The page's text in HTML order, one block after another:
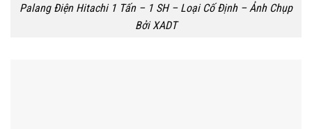
Palang Điện Hitachi 1 Tấn – 1 SH – Loại Cố Định – Ảnh Chụp
Bởi XADT